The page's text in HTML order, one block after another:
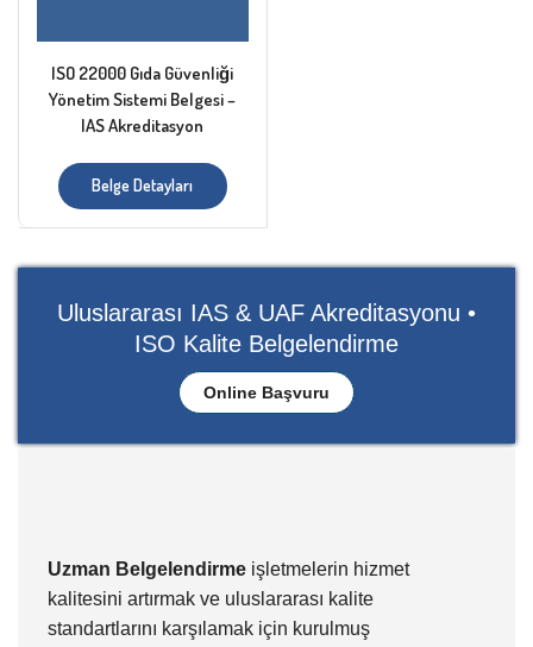
ISO 22000 Gıda Güvenliği
Yönetim Sistemi Belgesi –
IAS Akreditasyon
Belge Detayları
Uluslararası IAS & UAF Akreditasyonu •
ISO Kalite Belgelendirme
Online Başvuru
Uzman Belgelendirme işletmelerin hizmet
kalitesini artırmak ve uluslararası kalite
standartlarını karşılamak için kurulmuş